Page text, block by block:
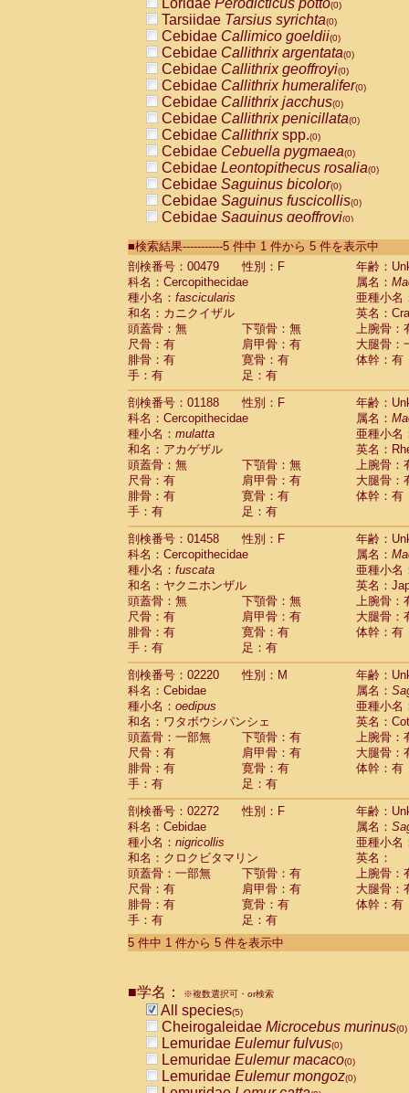
Loridae Perodicticus potto(0)
Tarsiidae Tarsius syrichta(0)
Cebidae Callimico goeldii(0)
Cebidae Callithrix argentata(0)
Cebidae Callithrix geoffroyi(0)
Cebidae Callithrix humeralifer(0)
Cebidae Callithrix jacchus(0)
Cebidae Callithrix penicillata(0)
Cebidae Callithrixspp.(0)
Cebidae Cebuella pygmaea(0)
Cebidae Leontopithecus rosalia(0)
Cebidae Saguinus bicolor(0)
Cebidae Saguinus fuscicollis(0)
Cebidae Saguinus geoffroyi(0)
CebidaeSaguinus labiatus(0)
Cebidae Saguinus leucopus (0)
CebidaeSaguinus midas
CebidaeSaguinus mystax
CebidaeSaguinus nigricollis (1)
Cebidae Saguinus oedipus
Cebidae Saguinus weddelli
Cebidae Saguinusspp.
Cebidae Aotus trivirgatus
Cebidae Cebus albifrons
CebidaeCebus apella
Cebidae
CebidaeCebus nigrivittatus
Cebidae Cebusspp.(0)
Cebidae Saimiri boliviensis
Cebidae Saimiri sciureus
Atelidae Alouatta caraya
AtelidaeAlouatta fusca
AtelidaeAlouatta seniculus
AtelidaeAlouatta
Atelidae Ateles belzebuth
Atelidae Ateles geoffroyi
Atelidae Ateles paniscus
Atelidae Atelesspp.
Atelidae Lagothrix lagothricha
AtelidaeLagothrix lagothricha cana(0)
Pitheciidae
Cacajao calvus
Pitheciidae
Callicebus cupreus(0)
Pitheciidae Callicebus donacophilus(0)
PitheciidaeCallicebus moloch(0)
Pitheciidae Callicebus torquatus(0)
Pitheciidae Callicebus
Pitheciidae Chiropotes satanas
Pitheciidae Pithecia monachus
Pitheciidae Pithecia pithecia (0)
Cercopithecidae Cercocebus agilis (0)
Cercopithecidae
Cercocebus
Cercopithecidae
Cercocebus
CercopithecidaeCercocebus
CercopithecidaeCercocebus
CercopithecidaeCercocebus hybrid(0)
CercopithecidaeCercocebus
CercopithecidaeLophocebus
CercopithecidaePapio hamadryas
Cercopithecidae
CercopithecidaePapiospp. (0)
CercopithecidaeMandrillus
CercopithecidaeMandrillus sphinx
CercopithecidaeTheropithecus
CercopithecidaeMacaca arctoides
■検索結果-----------5 件中 1 件から 5 件を表示中
剖検番号：00479
性別：F
年齢：
科名：Cercopithecidae
属名：
種小名： fascicularis
亜種小名
和名：カニクイザル
英名：
頭蓋骨：無
下顎骨：無
上腕骨：
尺骨：有
肩甲骨：有
大腿骨：
腓骨：有
寛骨：有
体幹：有
手：有
足：有
剖検番号：01188
性別：F
年齢：
科名：Cercopithecidae
属名：
種小名： mulatta
亜種小名
和名：アカゲザル
英名：
頭蓋骨：無
下顎骨：無
上腕骨：
尺骨：有
肩甲骨：有
大腿骨：
腓骨：有
寛骨：有
体幹：有
手：有
足：有
剖検番号：01458
性別：F
年齢：
科名：Cercopithecidae
属名：
種小名： fuscata
亜種小名
和名：ヤクニホンザル
英名：
頭蓋骨：無
下顎骨：無
上腕骨：
尺骨：有
肩甲骨：有
大腿骨：
腓骨：有
寛骨：有
体幹：有
手：有
足：有
剖検番号：02220
性別：M
年齢：
科名：Cebidae
属名：
種小名： oedipus
亜種小名
和名：ワタボウシパンシェ
英名：
頭蓋骨：一部無
下顎骨：有
上腕骨：
尺骨：有
肩甲骨：有
大腿骨：
腓骨：有
寛骨：有
体幹：有
手：有
足：有
剖検番号：02272
性別：F
年齢：
科名：Cebidae
属名：
種小名： nigricollis
亜種小名
和名：クロクビタマリン
英名：
頭蓋骨：一部無
下顎骨：有
上腕骨：
尺骨：有
肩甲骨：有
大腿骨：
腓骨：有
寛骨：有
体幹：有
手：有
足：有
5 件中 1 件から 5 件を表示中
■学名： ※複数選択可・or検索
All species(5)
Cheirogaleidae Microcebus murinus(0)
Lemuridae Eulemur fulvus(0)
Lemuridae Eulemur macaco(0)
Lemuridae Eulemur mongoz(0)